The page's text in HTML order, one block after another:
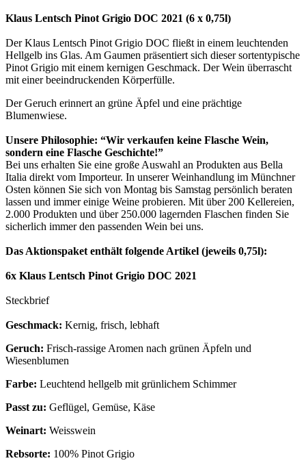
Klaus Lentsch Pinot Grigio DOC 2021 (6 x 0,75l)
Der Klaus Lentsch Pinot Grigio DOC fließt in einem leuchtenden
Hellgelb ins Glas. Am Gaumen präsentiert sich dieser sortentypische
Pinot Grigio mit einem kernigen Geschmack. Der Wein überrascht
mit einer beeindruckenden Körperfülle.
Der Geruch erinnert an grüne Äpfel und eine prächtige
Blumenwiese.
Unsere Philosophie: “Wir verkaufen keine Flasche Wein,
sondern eine Flasche Geschichte!”
Bei uns erhalten Sie eine große Auswahl an Produkten aus Bella
Italia direkt vom Importeur. In unserer Weinhandlung im Münchner
Osten können Sie sich von Montag bis Samstag persönlich beraten
lassen und immer einige Weine probieren. Mit über 200 Kellereien,
2.000 Produkten und über 250.000 lagernden Flaschen finden Sie
sicherlich immer den passenden Wein bei uns.
Das Aktionspaket enthält folgende Artikel (jeweils 0,75l):
6x Klaus Lentsch Pinot Grigio DOC 2021
Steckbrief
Geschmack: Kernig, frisch, lebhaft
Geruch: Frisch-rassige Aromen nach grünen Äpfeln und
Wiesenblumen
Farbe: Leuchtend hellgelb mit grünlichem Schimmer
Passt zu: Geflügel, Gemüse, Käse
Weinart: Weisswein
Rebsorte: 100% Pinot Grigio